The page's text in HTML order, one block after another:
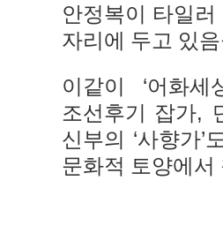
안정복이 타일
자리에 두고 있
이같이 ‘어화세
조선후기 잡가,
신부의 ‘사향가’
문화적 토양에서